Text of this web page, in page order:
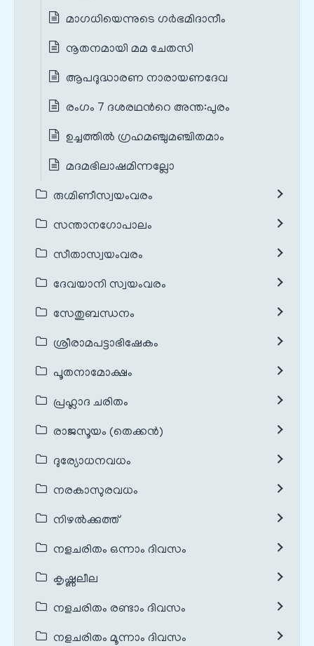
മാഗധിയെന്നുടെ ഗർഭമിദാനീം
നൂതനമായി മമ ചേതസി
ആപദുദ്ധാരണ നാരായണദേവ
രംഗം 7 ദശരഥന്‍റെ അന്ത:പുരം
ഉച്ചത്തിൽ ഗ്രഹമഞ്ചുമഞ്ചിതമാം
മദമഭിലാഷമിന്നല്ലോ
രുഗ്മിണീസ്വയംവരം
സന്താനഗോപാലം
സീതാസ്വയംവരം
ദേവയാനി സ്വയംവരം
സേതുബന്ധനം
ശ്രീരാമപട്ടാഭിഷേകം
പൂതനാമോക്ഷം
പ്രഹ്ലാദ ചരിതം
രാജസൂയം (തെക്കൻ)
ദുര്യോധനവധം
നരകാസുരവധം
നിഴൽക്കുത്ത്
നളചരിതം ഒന്നാം ദിവസം
കൃഷ്ണലീല
നളചരിതം രണ്ടാം ദിവസം
നളചരിതം മൂന്നാം ദിവസം